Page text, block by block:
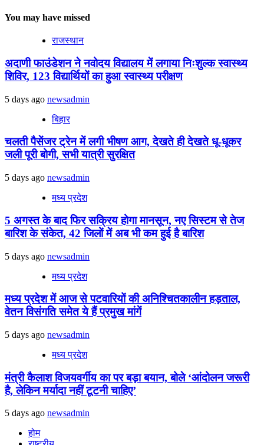
You may have missed
राजस्थान
अदाणी फाउंडेशन ने नवोदय विद्यालय में लगाया निःशुल्क स्वास्थ्य
शिविर, 123 विद्यार्थियों का हुआ स्वास्थ्य परीक्षण
5 days ago newsadmin
बिहार
चलती पैसेंजर ट्रेन में लगी भीषण आग, देखते ही देखते धू-धूकर
जली पूरी बोगी, सभी यात्री सुरक्षित
5 days ago newsadmin
मध्य प्रदेश
5 अगस्त के बाद फिर सक्रिय होगा मानसून, नए सिस्टम से तेज
बारिश के संकेत, 42 जिलों में अब भी कम हुई है बारिश
5 days ago newsadmin
मध्य प्रदेश
मध्य प्रदेश में आज से पटवारियों की अनिश्चितकालीन हड़ताल,
वेतन विसंगति समेत ये हैं प्रमुख मांगें
5 days ago newsadmin
मध्य प्रदेश
मंत्री कैलाश विजयवर्गीय का पर बड़ा बयान, बोले ‘आंदोलन जरूरी
है, लेकिन मर्यादा नहीं टूटनी चाहिए’
5 days ago newsadmin
होम